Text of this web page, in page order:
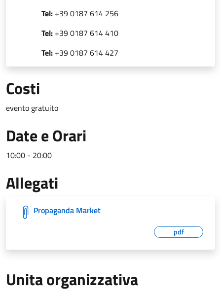
Tel: +39 0187 614 256
Tel: +39 0187 614 410
Tel: +39 0187 614 427
Costi
evento gratuito
Date e Orari
10:00 - 20:00
Allegati
Propaganda Market
pdf
Unita organizzativa